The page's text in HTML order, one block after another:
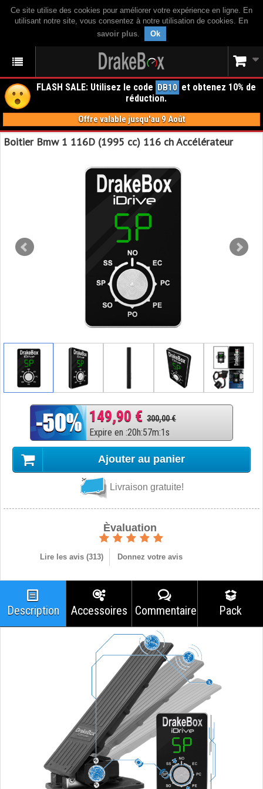
Ce site utilise des cookies pour améliorer votre expérience en ligne. En
utilisant notre site, vous consentez à notre utilisation de cookies. En
savoir plus. Ok
FLASH SALE: Utilisez le code DB10 et obtenez 10% de
réduction.
Offre valable jusqu'au 9 Août
Boitier Bmw 1 116D (1995 cc) 116 ch Accélérateur
149,90 € 300,00 €
Expire en :20h:57m:0s
Ajouter au panier
Livraison gratuite!
Èvaluation
Lire les avis (313) Donnez votre avis
Description Accessoires Commentaires Pack